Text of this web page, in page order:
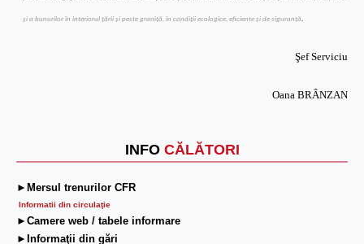
INFO CĂLĂTORI
►Mersul trenurilor CFR
Informatii din circulaţie
►Camere web / tabele informare
►Informaţii din gări
şi a bunurilor în interiorul ţării şi peste graniţă, în condiţii ecologice, eficiente şi de siguranţă.
Şef Serviciu
Oana BRÂNZAN